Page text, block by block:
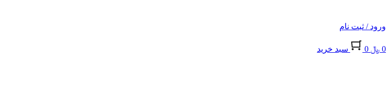
ورود / ثبت نام
0 ﷼ 0 سبد خريد